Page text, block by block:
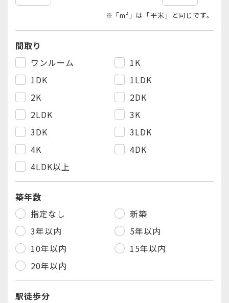
※「m²」は「平米」と同じです。
間取り
ワンルーム
1K
1DK
1LDK
2K
2DK
2LDK
3K
3DK
3LDK
4K
4DK
4LDK以上
築年数
指定なし
新築
3年以内
5年以内
10年以内
15年以内
20年以内
駅徒歩分